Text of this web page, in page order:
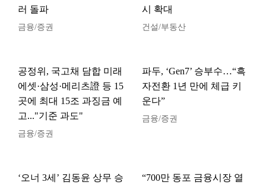
러 돌파
금융/증권
시 확대
건설/부동산
공정위, 국고채 담합 미래
에셋·삼성·메리츠證 등 15
곳에 최대 15조 과징금 예
고..."기준 과도"
금융/증권
파두, ‘Gen7’ 승부수…“흑
자전환 1년 만에 체급 키
운다”
금융/증권
‘오너 3세’ 김동윤 상무 승
“700만 동포 금융시장 열